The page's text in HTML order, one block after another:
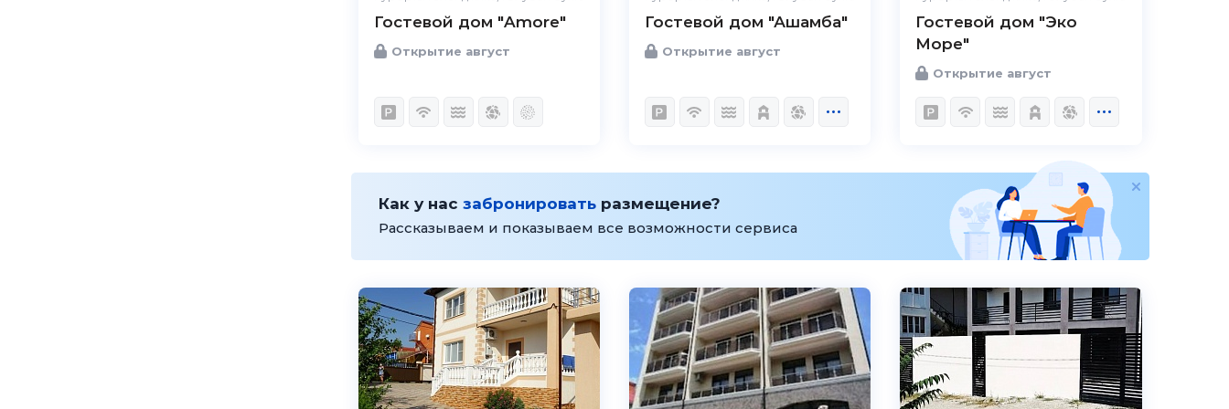
Гостевой дом "Amore"
Открытие август
Гостевой дом "Ашамба"
Открытие август
Гостевой дом "Эко
Море"
Открытие август
Как у нас забронироватьразмещение?
Рассказываем и показываем все возможности сервиса